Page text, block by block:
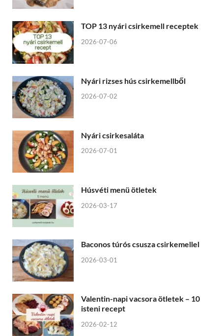
TOP 13 nyári csirkemell receptek
2026-07-06
Nyári rizses hús csirkemellből
2026-07-02
Nyári csirkesaláta
2026-07-01
Húsvéti menü ötletek
2026-03-17
Baconos túrós csusza csirkemellel
2026-03-01
Valentin-napi vacsora ötletek – 10
isteni recept
2026-02-12